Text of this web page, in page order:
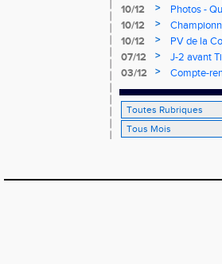
10/12
>
Photos -
10/12
>
10/12
>
PV de la
07/12
>
J-2 avant
03/12
> Compte-